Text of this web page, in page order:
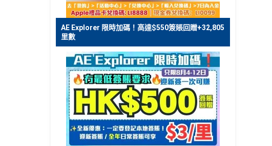
AE Explorer 限時加碼！高達$550簽賬回贈+32,805
里數